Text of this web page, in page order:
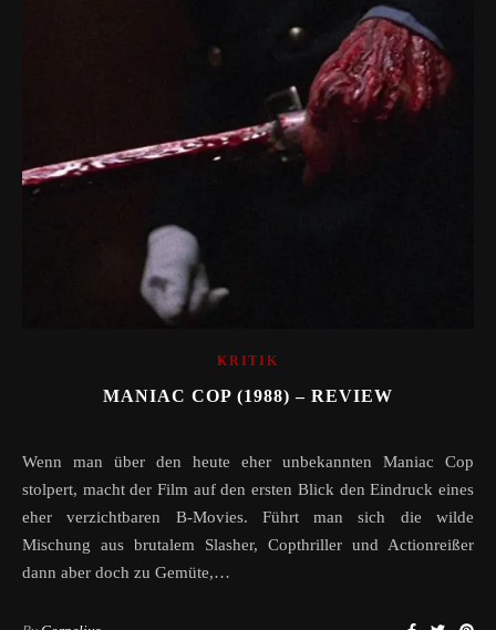
KRITIK
MANIAC COP (1988) – REVIEW
Wenn man über den heute eher unbekannten Maniac Cop
stolpert, macht der Film auf den ersten Blick den Eindruck eines
eher verzichtbaren B-Movies. Führt man sich die wilde
Mischung aus brutalem Slasher, Copthriller und Actionreißer
dann aber doch zu Gemüte,…